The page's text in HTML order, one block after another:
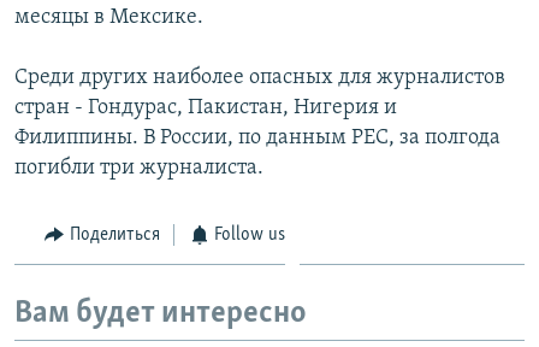
месяцы в Мексике.
Среди других наиболее опасных для журналистов
стран - Гондурас, Пакистан, Нигерия и
Филиппины. В России, по данным PEC, за полгода
погибли три журналиста.
Поделиться Follow us
Вам будет интересно